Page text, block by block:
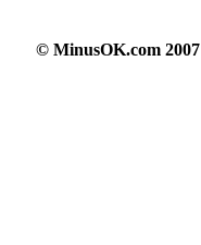
© MinusOK.com 2007